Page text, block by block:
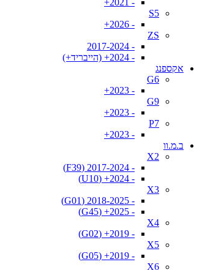
- 2021+
S5
- 2026+
ZS
- 2017-2024
- 2024+ (הייבריד+)
אקספנג
G6
- 2023+
G9
- 2023+
P7
- 2023+
ב.מ.וו
X2
- 2017-2024 (F39)
- 2024+ (U10)
X3
- 2018-2025 (G01)
- 2025+ (G45)
X4
- 2019+ (G02)
X5
- 2019+ (G05)
X6